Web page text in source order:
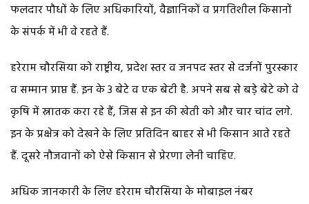
फलदार पौधों के लिए अधिकारियों, वैज्ञानिकों व प्रगतिशील किसानों
के संपर्क में भी वे रहते हैं.
हरेराम चौरसिया को राष्ट्रीय, प्रदेश स्तर व जनपद स्तर से दर्जनों पुरस्कार
व सम्मान प्राप्त हैं. इन के 3 बेटे व एक बेटी है. अपने सब से बडे़ बेटे को वे
कृषि में स्नातक करा रहे हैं, जिस से इन की खेती को और चार चांद लगे.
इन के प्रक्षेत्र को देखने के लिए प्रतिदिन बाहर से भी किसान आते रहते
हैं. दूसरे नौजवानों को ऐसे किसान से प्रेरणा लेनी चाहिए.
अधिक जानकारी के लिए हरेराम चौरसिया के मोबाइल नंबर